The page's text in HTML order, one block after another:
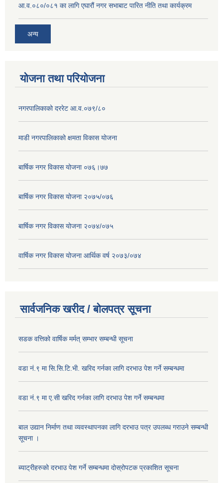
आ.व.०८०/०८१ का लागि एघारौं नगर सभाबाट पारित नीति तथा कार्यक्रम
अन्य
योजना तथा परियोजना
नगरपालिकाको दररेट आ.व.०७९/८०
माडी नगरपालिकाको क्षमता विकास योजना
बार्षिक नगर विकास योजना ०७६।७७
बार्षिक नगर विकास योजना २०७५/०७६
बार्षिक नगर विकास योजना २०७४/०७५
वार्षिक नगर विकास योजना आर्थिक वर्ष २०७३/०७४
सार्वजनिक खरीद / बोलपत्र सूचना
सडक वत्तिको वार्षिक मर्मत् सम्भार सम्बन्धी सूचना
वडा नं.९ मा सि.सि.टि.भी. खरिद गर्नका लागि दरभाउ पेश गर्ने सम्बन्धमा
वडा नं.९ मा ए.सी खरिद गर्नका लागि दरभाउ पेश गर्ने सम्बन्धमा
बाल उद्यान निर्माण तथा व्यवस्थापनका लागि दरभाउ पत्र उपलब्ध गराउने सम्बन्धी
सूचना ।
ब्याट्रीहरुको दरभाउ पेश गर्ने सम्बन्धमा दोस्रोपटक प्रकाशित सूचना